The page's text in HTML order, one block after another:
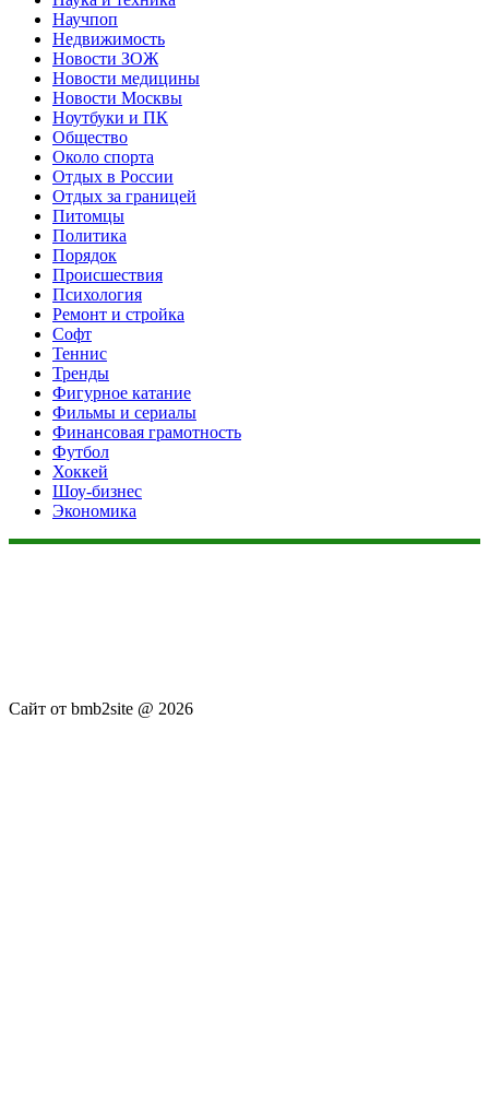
Научпоп
Недвижимость
Новости ЗОЖ
Новости медицины
Новости Москвы
Ноутбуки и ПК
Общество
Около спорта
Отдых в России
Отдых за границей
Питомцы
Политика
Порядок
Происшествия
Психология
Ремонт и стройка
Софт
Теннис
Тренды
Фигурное катание
Фильмы и сериалы
Финансовая грамотность
Футбол
Хоккей
Шоу-бизнес
Экономика
Сайт от bmb2site @ 2026